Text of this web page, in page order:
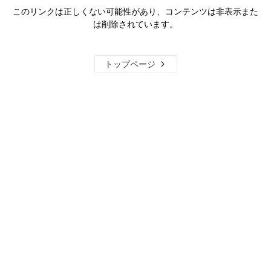
このリンクは正しくない可能性があり、コンテンツは非表示また
は削除されています。
トップページ